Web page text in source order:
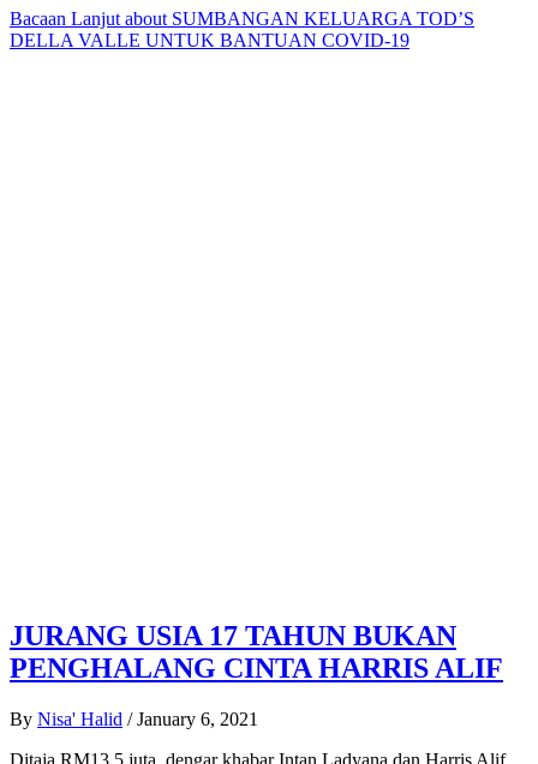
Bacaan Lanjut about SUMBANGAN KELUARGA TOD’S
DELLA VALLE UNTUK BANTUAN COVID-19
JURANG USIA 17 TAHUN BUKAN
PENGHALANG CINTA HARRIS ALIF
By Nisa' Halid / January 6, 2021
Ditaja RM13.5 juta, dengar khabar Intan Ladyana dan Harris Alif